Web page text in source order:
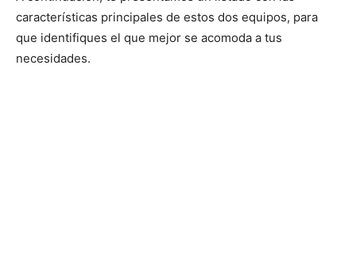
características principales de estos dos equipos, para
que identifiques el que mejor se acomoda a tus
necesidades.